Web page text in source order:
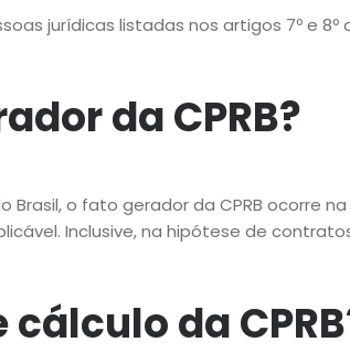
jurídicas listadas nos artigos 7º e 8º
da CPRB?
Brasil, o fato gerador da CPRB ocorre
Inclusive, na hipótese de
da